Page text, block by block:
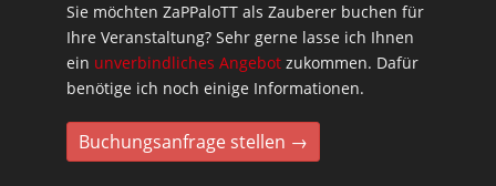
Sie möchten ZaPPaloTT als Zauberer buchen für
Ihre Veranstaltung? Sehr gerne lasse ich Ihnen
ein unverbindliches Angebot zukommen. Dafür
benötige ich noch einige Informationen.
Buchungsanfrage stellen →